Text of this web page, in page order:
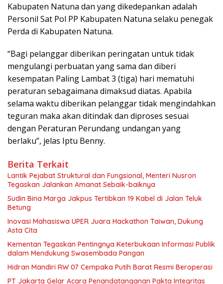
Kabupaten Natuna dan yang dikedepankan adalah
Personil Sat Pol PP Kabupaten Natuna selaku penegak
Perda di Kabupaten Natuna.
“Bagi pelanggar diberikan peringatan untuk tidak
mengulangi perbuatan yang sama dan diberi
kesempatan Paling Lambat 3 (tiga) hari mematuhi
peraturan sebagaimana dimaksud diatas. Apabila
selama waktu diberikan pelanggar tidak mengindahkan
teguran maka akan ditindak dan diproses sesuai
dengan Peraturan Perundang undangan yang
berlaku”, jelas Iptu Benny.
Berita Terkait
Lantik Pejabat Struktural dan Fungsional, Menteri Nusron
Tegaskan Jalankan Amanat Sebaik-baiknya
Sudin Bina Marga Jakpus Tertibkan 19 Kabel di Jalan Teluk
Betung
Inovasi Mahasiswa UPER Juara Hackathon Taiwan, Dukung
Asta Cita
Kementan Tegaskan Pentingnya Keterbukaan Informasi Publik
dalam Mendukung Swasembada Pangan
Hidran Mandiri RW 07 Cempaka Putih Barat Resmi Beroperasi
PT Jakarta Gelar Acara Penandatanganan Pakta Integritas